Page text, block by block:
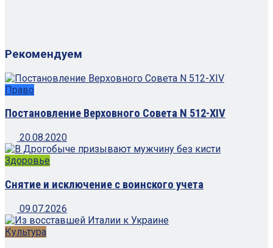
Рекомендуем
Право
Постановление Верховного Совета N 512-XIV
20.08.2020
Здоровье
Снятие и исключение с воинского учета
09.07.2026
Культура